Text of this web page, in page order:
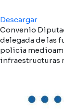
Descargar
Convenio
delegada de las
policia
infraestructuras